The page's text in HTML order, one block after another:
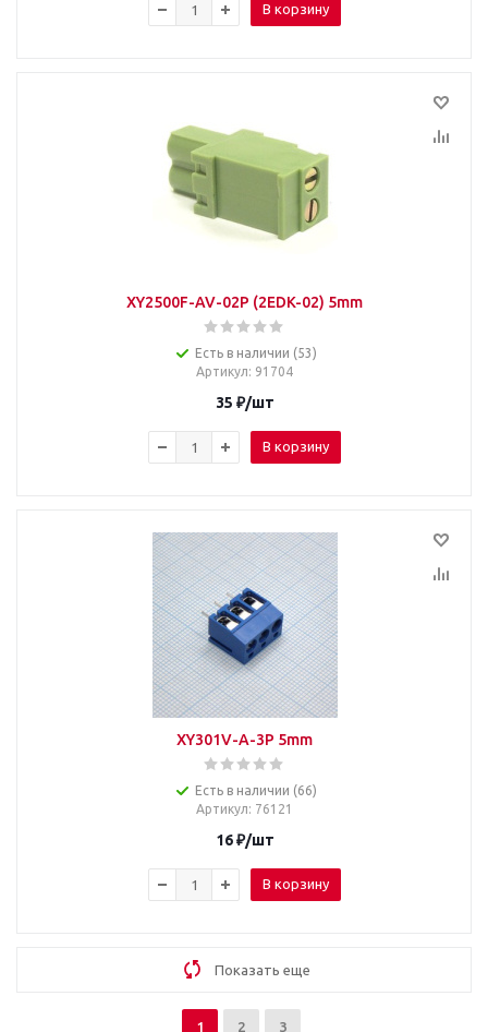
В корзину
XY2500F-AV-02P (2EDK-02) 5mm
Есть в наличии (53)
Артикул: 91704
35 ₽/шт
В корзину
XY301V-A-3P 5mm
Есть в наличии (66)
Артикул: 76121
16₽/шт
В корзину
Показать еще
1 2 3